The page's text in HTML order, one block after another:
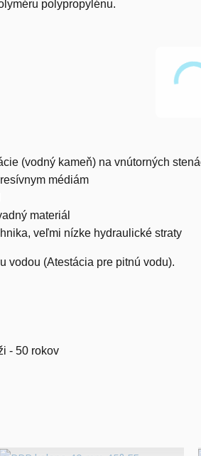
polypropylénu.
(vodný kameň) na vnútorných
médiám
materiál
veľmi nízke hydraulické straty
vodou (Atestácia pre pitnú vodu).
- 50 rokov